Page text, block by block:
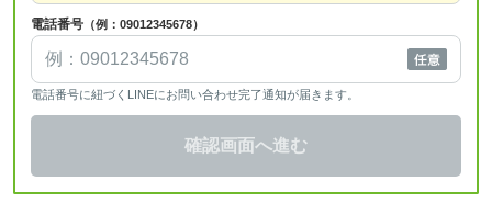
電話番号 （例：09012345678）
電話番号に紐づくLINEにお問い合わせ完了通知が届きます。
確認画面へ進む